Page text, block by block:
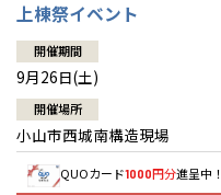
上棟祭イベント
開催期間
9月26日(土)
開催場所
小山市西城南構造現場
QUOカード1000円分進呈中！